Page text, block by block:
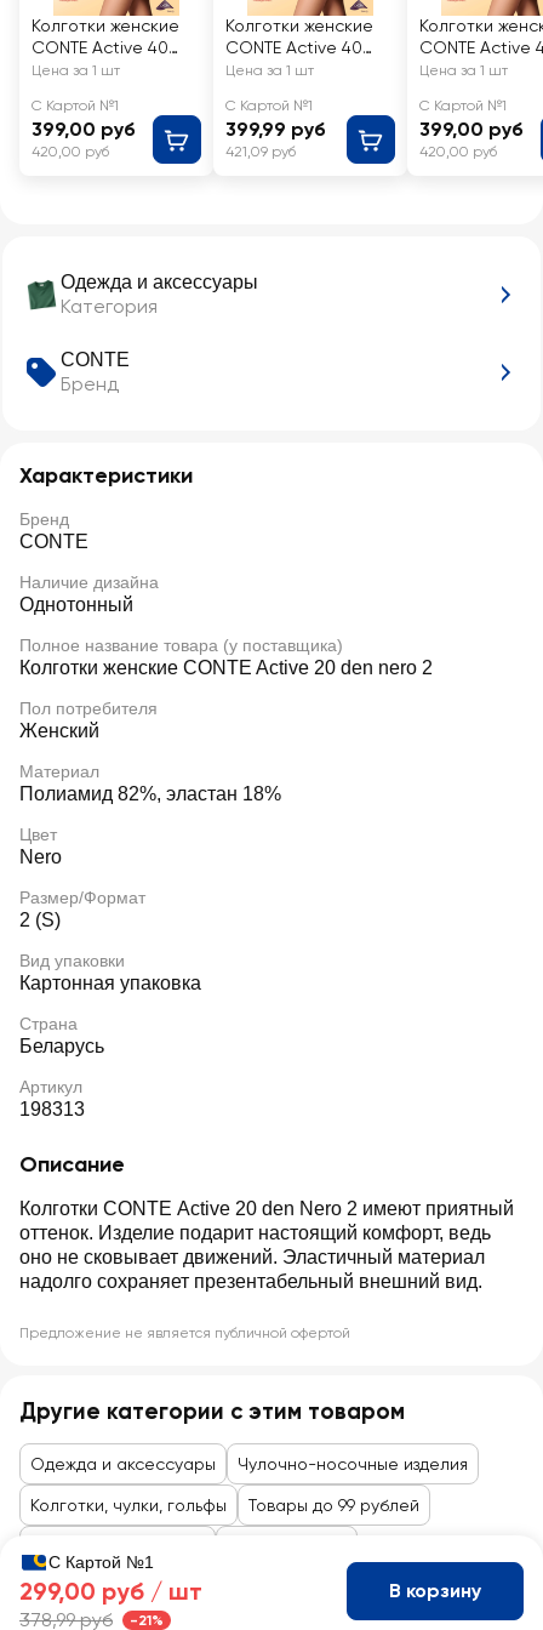
Одежда и аксессуары
Категория
CONTE
Бренд
Характеристики
Бренд
CONTE
Наличие дизайна
Однотонный
Полное название товара (у поставщика)
Колготки женские CONTE Active 20 den nero 2
Пол потребителя
Женский
Материал
Полиамид 82%, эластан 18%
Цвет
Nero
Размер/Формат
2 (S)
Вид упаковки
Картонная упаковка
Страна
Беларусь
Артикул
198313
Описание
Колготки CONTE Active 20 den Nero 2 имеют приятный
оттенок. Изделие подарит настоящий комфорт, ведь
оно не сковывает движений. Эластичный материал
надолго сохраняет презентабельный внешний вид.
Предложение не является публичной офертой
Колготки женские
CONTE Active 40
den nero 2
Цена за 1 шт
С Картой №1
399,00 руб
420,00 руб
Колготки женские
CONTE Active 40
den nero 3
Цена за 1 шт
С Картой №1
399,99 руб
421,09 руб
Колготки
CONTE Active
den nero 4
Цена за 1 шт
С Картой №1
399,00 руб
420,00 руб
Другие категории с этим товаром
Одежда и аксессуары Чулочно-носочные изделия
Колготки, чулки, гольфы Товары до 99 рублей
С Картой №1
299,00 руб / шт
378,99 руб -21%
В корзину